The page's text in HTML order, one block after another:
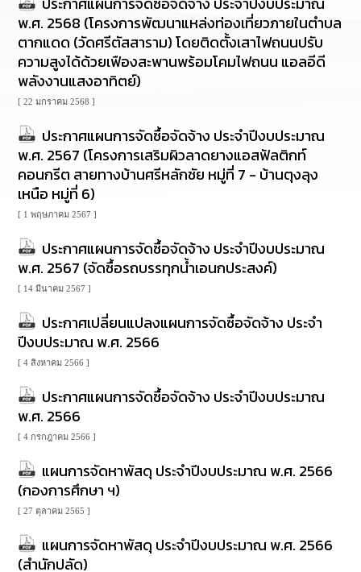
การ
เงิน
การ
คลัง
นโยบาย
Gift
Policy
การ
ดำเนิน
การ
เพื่อ
ป้องกัน
การ
ทุจริต
มาตรการ
ส่ง
เสริม
คุณธรรม
ความ
โปร่งใส
ร้อง
เรียน
ร้อง
ทุกข์
e-
Service
พ.ศ. 2568 (โครงการพัฒนาแหล่งท่องเที่ยวภายในตำบล
ตากแดด (วัดศรีตัสสาราม) โดยติดตั้งเสาไฟถนนปรับ
ความสูงได้ด้วยเฟืองสะพานพร้อมโคมไฟถนน แอลอีดี
พลังงานแสงอาทิตย์)
[ 22 มกราคม 2568 ]
ประกาศแผนการจัดซื้อจัดจ้าง ประจำปีงบประมาณ
พ.ศ. 2567 (โครงการเสริมผิวลาดยางแอสฟัลติกท์
คอนกรีต สายทางบ้านศรีหลักชัย หมู่ที่ 7 - บ้านตุงลุง
เหนือ หมู่ที่ 6)
[ 1 พฤษภาคม 2567 ]
ประกาศแผนการจัดซื้อจัดจ้าง ประจำปีงบประมาณ
พ.ศ. 2567 (จัดซื้อรถบรรทุกน้ำเอนกประสงค์)
[ 14 มีนาคม 2567 ]
ประกาศเปลี่ยนแปลงแผนการจัดซื้อจัดจ้าง ประจำ
ปีงบประมาณ พ.ศ. 2566
[ 4 สิงหาคม 2566 ]
ประกาศแผนการจัดซื้อจัดจ้าง ประจำปีงบประมาณ
พ.ศ. 2566
[ 4 กรกฎาคม 2566 ]
แผนการจัดหาพัสดุ ประจำปีงบประมาณ พ.ศ. 2566
(กองการศึกษา ฯ)
[ 27 ตุลาคม 2565 ]
แผนการจัดหาพัสดุ ประจำปีงบประมาณ พ.ศ. 2566
(สำนักปลัด)